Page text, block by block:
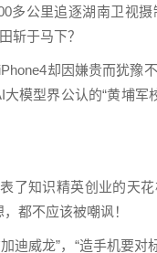
多公里追逐湖南卫视
斩于马下？
却因嫌贵而犹豫
模型界公认的“黄埔军
了知识精英创业的天
都不应该被嘲讽！
威龙”，“造手机要对